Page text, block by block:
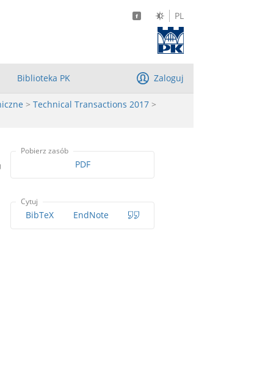
PL
Biblioteka PK Zaloguj
> Technical Transactions 2017 >
Pobierz zasób
PDF
Cytuj
BibTeX EndNote